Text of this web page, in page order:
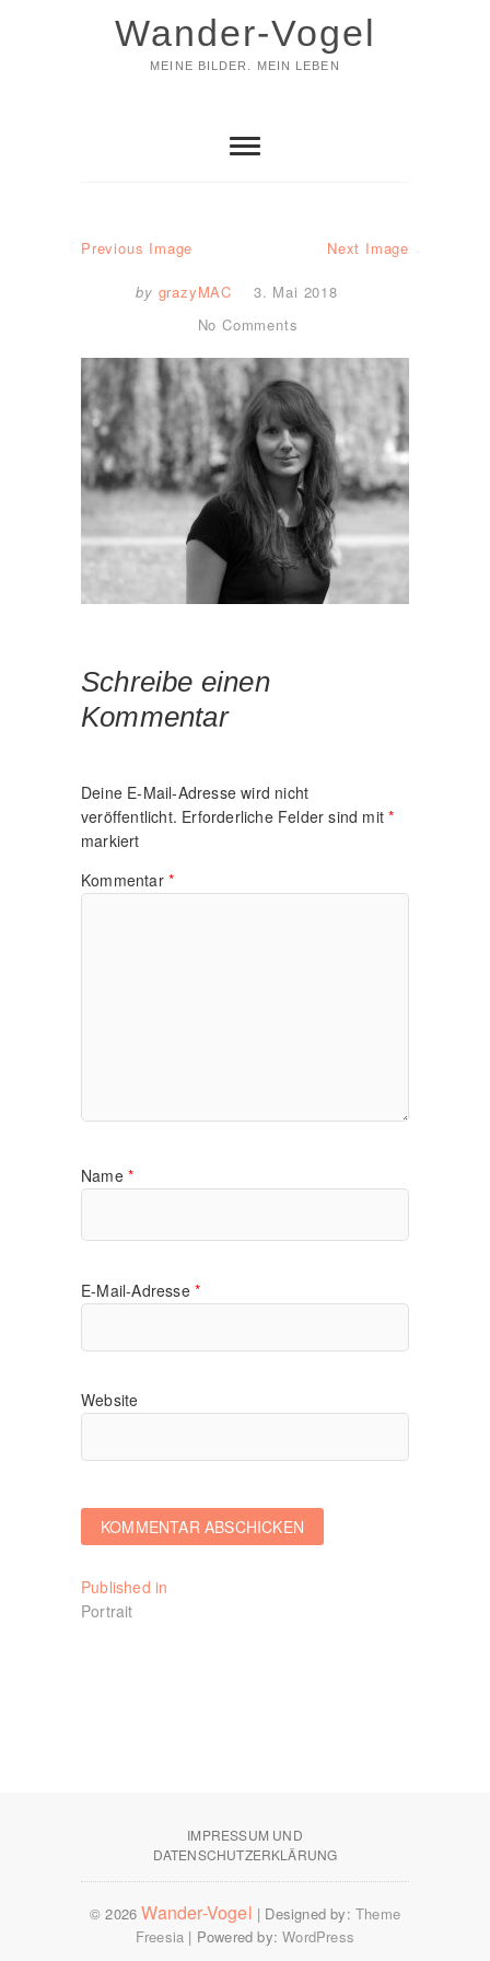
Wander-Vogel
MEINE BILDER. MEIN LEBEN
Previous Image Next Image
by grazyMAC
3. Mai 2018
No Comments
Schreibe einen
Kommentar
Deine E-Mail-Adresse wird nicht
veröffentlicht. Erforderliche Felder sind mit*
markiert
Kommentar *
Name *
E-Mail-Adresse *
Website
Beitragsnavigation
Published in
Portrait
IMPRESSUM UND
DATENSCHUTZERKLÄRUNG
© 2026Wander-Vogel | Designed by: Theme
Freesia | Powered by:WordPress